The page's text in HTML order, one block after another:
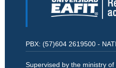
PBX: (57)604 2619500 -
Supervised by the ministry of